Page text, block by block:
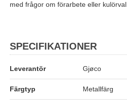
med frågor om förarbete eller kulörval.
SPECIFIKATIONER
Leverantör Gjøco
Färgtyp Metallfärg